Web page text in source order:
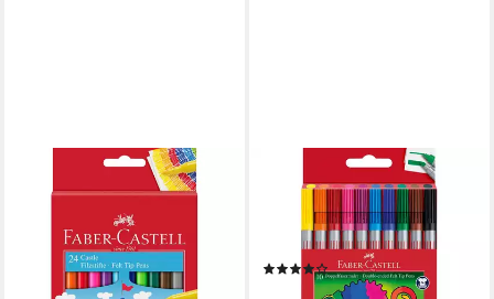
FABER-CASTELL
Filzstift 24 Filzstifte CASTLE
mit Rundspitze
ab 3,22 €
lieferbar - in 5-6 Werktagen bei dir
FABER-CASTELL
Filzstift 10 Filzstifte
Doppelender fein & breit
farbsortiert
(1)
11,33 €